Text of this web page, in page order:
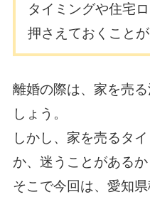
タイミングや住宅
押さえておくこと
離婚の際は、家を売
しょう。
しかし、家を売るタ
か、迷うことがあるか
そこで今回は、愛知